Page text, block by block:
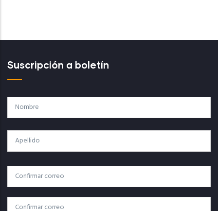
Suscripción a boletín
Nombre
Apellido
Correo
Electrónico
Correo Electrónico
Confirmar Correo